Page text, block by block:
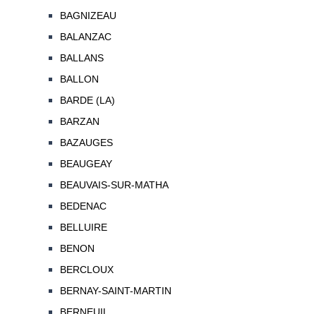
BAGNIZEAU
BALANZAC
BALLANS
BALLON
BARDE (LA)
BARZAN
BAZAUGES
BEAUGEAY
BEAUVAIS-SUR-MATHA
BEDENAC
BELLUIRE
BENON
BERCLOUX
BERNAY-SAINT-MARTIN